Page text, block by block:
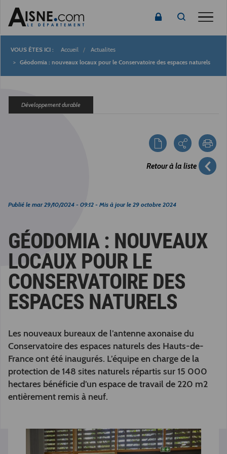
Fil
Accueil
Actualites
Géodomia : nouveaux locaux pour le Conservatoire des espaces naturels
Développement durable
Retour à la liste
Publié le mar 29/10/2024 - 09:12 - Mis à jour le 29 octobre 2024
GÉODOMIA : NOUVEAUX
LOCAUX POUR LE
CONSERVATOIRE DES
ESPACES NATURELS
Les nouveaux bureaux de l’antenne axonaise du
Conservatoire des espaces naturels des Hauts-de-
France ont été inaugurés. L’équipe en charge de la
protection de 148 sites naturels répartis sur 15 000
hectares bénéficie d’un espace de travail de 220 m2
entièrement remis à neuf.